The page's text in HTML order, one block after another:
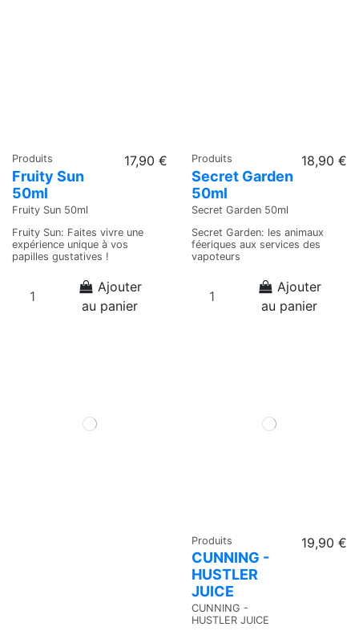
Produits
Fruity Sun
50ml
Fruity Sun 50ml
17,90 €
Fruity Sun: Faites vivre une
expérience unique à vos
papilles gustatives !
Ajouter
au panier
Produits
Secret Garden
50ml
Secret Garden 50ml
18,90 €
Secret Garden: les animaux
féeriques aux services des
vapoteurs
Ajouter
au panier
Produits
CUNNING -
HUSTLER
JUICE
CUNNING -
HUSTLER JUICE
19,90 €